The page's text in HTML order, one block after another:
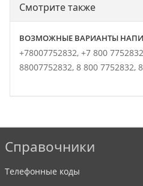
Смотрите также
ВОЗМОЖНЫЕ ВАРИАНТЫ
+78007752832, +7 800
88007752832, 8 800 7752832,
Справочники
Телефонные коды